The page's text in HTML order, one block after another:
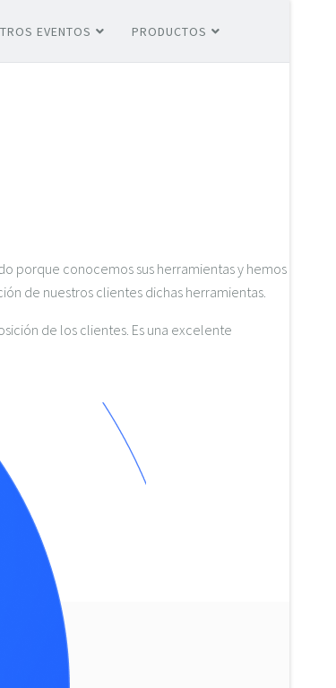
EVENTOS PRODUCTOS
porque conocemos sus herramientas y hemos
de nuestros clientes dichas herramientas.
de los clientes. Es una excelente